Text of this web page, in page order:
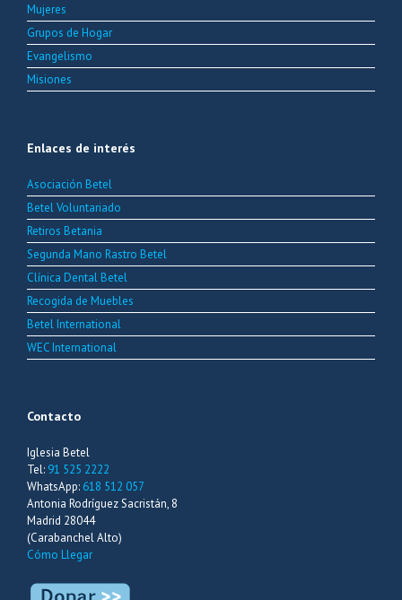
Mujeres
Grupos de Hogar
Evangelismo
Misiones
Enlaces de interés
Asociación Betel
Betel Voluntariado
Retiros Betania
Segunda Mano Rastro Betel
Clínica Dental Betel
Recogida de Muebles
Betel International
WEC International
Contacto
Iglesia Betel
Tel: 91 525 2222
WhatsApp: 618 512 057
Antonia Rodríguez Sacristán, 8
Madrid 28044
(Carabanchel Alto)
Cómo Llegar